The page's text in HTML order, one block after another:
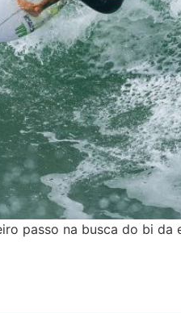
passo na busca do bi